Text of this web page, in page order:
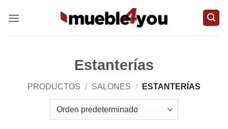
Estanterías
PRODUCTOS / SALONES / ESTANTERÍAS